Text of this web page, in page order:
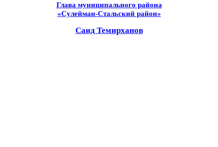
Глава муниципального района
«Сулейман-Стальский район»
Саид Темирханов